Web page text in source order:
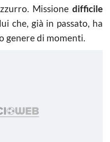
Missione difficile
che, già in passato, ha
genere di momenti.